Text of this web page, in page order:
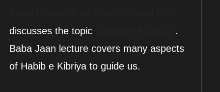
discusses the topic
.
Baba Jaan lecture covers many aspects
of Habib e Kibriya to guide us.